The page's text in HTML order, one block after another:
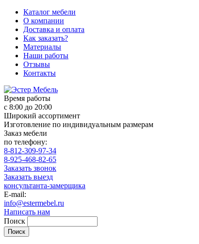
Каталог мебели
О компании
Доставка и оплата
Как заказать?
Материалы
Наши работы
Отзывы
Контакты
Время работы
с 8:00 до 20:00
Широкий ассортимент
Изготовление по индивидуальным размерам
Заказ мебели
по телефону:
8-812-309-97-34
8-925-468-82-65
Заказать звонок
Заказать выезд
консультанта-замерщика
E-mail:
info@estermebel.ru
Написать нам
Поиск